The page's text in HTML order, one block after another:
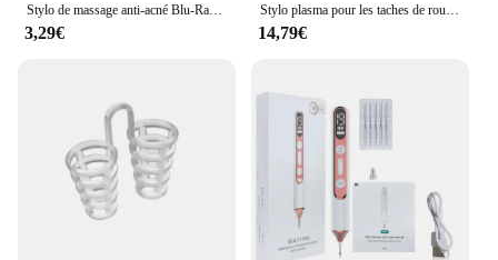
Stylo de massage anti-acné Blu-Ray, anti-acné, élimine les cernes sous les yeux, anti-déformable, laser portable, beauté du visage, outils de soins de la peau
3,29€
Stylo plasma pour les taches de rousseur, les verrues, les points noirs, l'acné, les points noirs, les soins du visage, outil de beauté
14,79€